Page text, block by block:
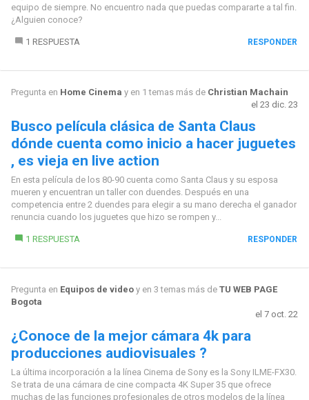
equipo de siempre. No encuentro nada que puedas compararte a tal fin.
¿Alguien conoce?
1 RESPUESTA RESPONDER
Pregunta en Home Cinema y en 1 temas más de Christian Machain
el 23 dic. 23
Busco película clásica de Santa Claus
dónde cuenta como inicio a hacer juguetes
, es vieja en live action
En esta película de los 80-90 cuenta como Santa Claus y su esposa
mueren y encuentran un taller con duendes. Después en una
competencia entre 2 duendes para elegir a su mano derecha el ganador
renuncia cuando los juguetes que hizo se rompen y...
1 RESPUESTA RESPONDER
Pregunta en Equipos de videoy en 3 temas más de TU WEB PAGE
Bogota
el 7 oct. 22
¿Conoce de la mejor cámara 4k para
producciones audiovisuales ?
La última incorporación a la línea Cinema de Sony es la Sony ILME-FX30.
Se trata de una cámara de cine compacta 4K Super 35 que ofrece
muchas de las funciones profesionales de otros modelos de la línea